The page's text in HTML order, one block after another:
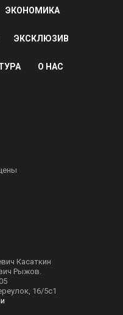
ЭКОНОМИКА
ЭКСКЛЮЗИВ
О НАС
Касаткин
Рыжов.
16/5с1